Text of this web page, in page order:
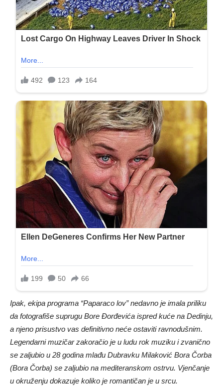
Ipak, ekipa programa “Paparaco lov” nedavno je imala priliku
da fotografiše suprugu Bore Đorđevića ispred kuće na Dedinju,
a njeno prisustvo vas definitivno neće ostaviti ravnodušnim.
Legendarni muzičar zakoračio je u ludu rok muziku i zvanično
se zaljubio u 28 godina mlađu Dubravku Milaković Bora Čorba
(Bora Čorba) se zaljubio na mediteranskom ostrvu. Vjenčanje
u okruženju dokazuje koliko je romantičan je u srcu.